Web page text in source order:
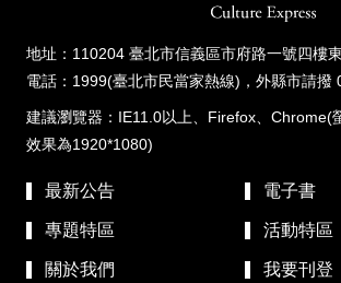
地址：110204 臺北市信義區市府路一號四樓
電話：1999(臺北市民當家熱線)，外縣市請撥
建議瀏覽器：IE11.0以上、Firefox、Chrome(
效果為1920*1080)
最新公告 電子書
專題特區 活動特區
關於我們 我要刊登